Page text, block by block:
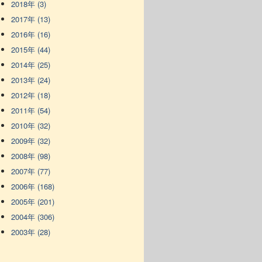
2018年 (3)
2017年 (13)
2016年 (16)
2015年 (44)
2014年 (25)
2013年 (24)
2012年 (18)
2011年 (54)
2010年 (32)
2009年 (32)
2008年 (98)
2007年 (77)
2006年 (168)
2005年 (201)
2004年 (306)
2003年 (28)